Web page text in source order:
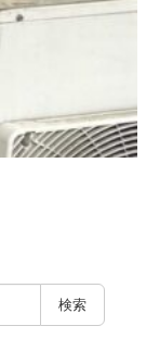
検索